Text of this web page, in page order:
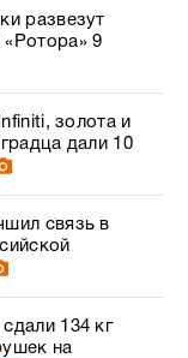
развезут
9
золота и
дали 10
связь в
134 кг
на